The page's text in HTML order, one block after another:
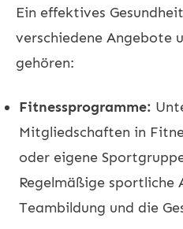
Ein effektives
verschiedene Angebote
gehören:
Fitnessprogramme:
Mitgliedschaften in
oder eigene
Regelmäßige
Teambildung und die